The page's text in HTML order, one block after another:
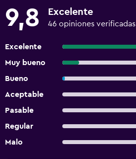
9,8 Excelente
46 opiniones verificadas
Excelente
Muy bueno
Bueno
Aceptable
Pasable
Regular
Malo